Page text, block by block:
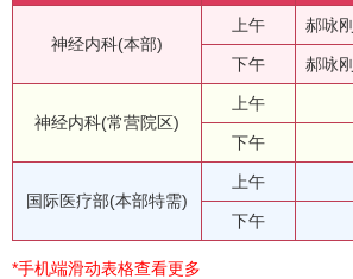
神经内科(本部)
上午 郝咏刚
下午 郝咏刚
神经内科(常营院区)
上午
下午
国际医疗部(本部特需)
上午
下午
*手机端滑动表格查看更多